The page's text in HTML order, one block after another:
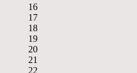
16
17
18
19
20
21
22